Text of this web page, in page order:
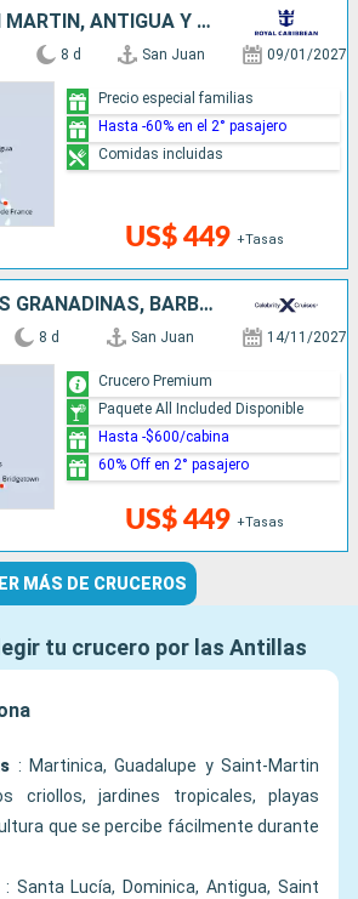
PUERTO RICO, SAN MARTÍN, ANTIGUA Y BARBUDA
8 d San Juan 09/01/2027
US$ 449 +Tasas
Precio especial familias
Hasta -60% en el 2° pasajero
Comidas incluidas
SAN VINCENT Y LAS GRANADINAS, BARBADOS, SANTA LUCIA, ANTIGUA Y BARBUDA, ESTADOS UNIDOS, PUERTO RICO
8 d San Juan 14/11/2027
US$ 449 +Tasas
Crucero Premium
Paquete All Included Disponible
Hasta -$600/cabina
60% Off en 2° pasajero
MÁS DE CRUCEROS
tu crucero por las Antillas
: Martinica, Guadalupe y Saint-Martin
criollos, jardines tropicales, playas
que se percibe fácilmente durante
Santa Lucía, Dominica, Antigua, Saint